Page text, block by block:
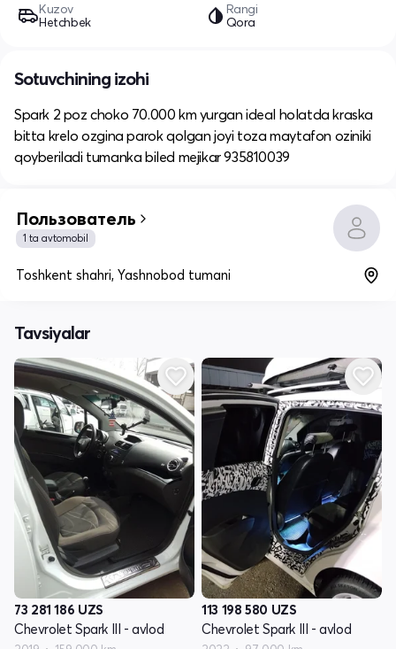
Kuzov
Hetchbek
Rangi
Qora
Sotuvchining izohi
Spark 2 poz choko 70.000 km yurgan ideal holatda kraska
bitta krelo ozgina parok qolgan joyi toza maytafon oziniki
qoyberiladi tumanka biled mejikar 935810039
Пользователь
1 ta avtomobil
Toshkent shahri, Yashnobod tumani
Tavsiyalar
73 281 186 UZS
Chevrolet Spark III - avlod
113 198 580 UZS
Chevrolet Spark III - avlod